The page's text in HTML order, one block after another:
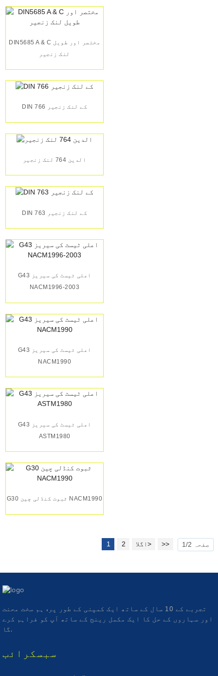
DIN5685 A & C مختصر اور طویل
لنک زنجیر
DIN 766 کے لنک زنجیر
الدین 764 لنک زنجیر
DIN 763 کے لنک زنجیر
G43 اعلی ٹیسٹ کی سیریز
NACM1996-2003
G43 اعلی ٹیسٹ کی سیریز
NACM1990
G43 اعلی ٹیسٹ کی سیریز
ASTM1980
G30 ثبوت کنڈلی چین NACM1990
1 2 اگلا> >> صفحہ 1/2
تجربے کے 10 سال کے ساتھ ایک کمپنی کے طور پر، ہم سخت محنت
اور سہاروں کے حل کا ایک مکمل رینج کے ساتھ آپ کو فراہم کرے
گا.
سبسکرائب